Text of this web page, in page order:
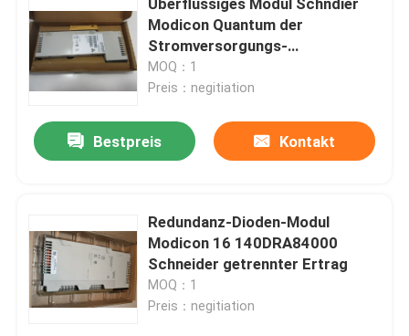
Modicon Quantum der
Stromversorgungs-
140DRC83000 Input/Output
MOQ：1
Preis：negitiation
Bestpreis Kontakt
Redundanz-Dioden-Modul
Modicon 16 140DRA84000
Schneider getrennter Ertrag
MOQ：1
Preis：negitiation